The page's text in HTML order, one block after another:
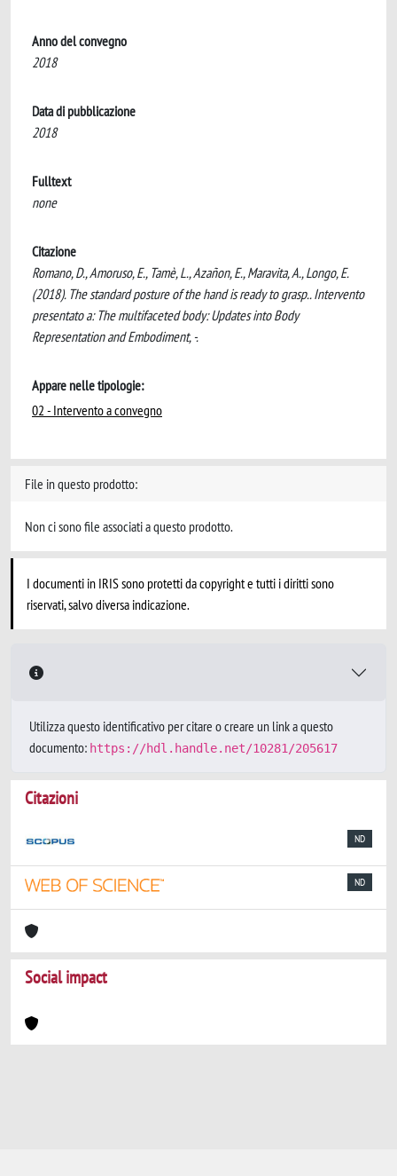
Anno del convegno
2018
Data di pubblicazione
2018
Fulltext
none
Citazione
Romano, D., Amoruso, E., Tamè, L., Azañon, E., Maravita, A., Longo, E.
(2018). The standard posture of the hand is ready to grasp.. Intervento
presentato a: The multifaceted body: Updates into Body
Representation and Embodiment, -.
Appare nelle tipologie:
02 - Intervento a convegno
File in questo prodotto:
Non ci sono file associati a questo prodotto.
I documenti in IRIS sono protetti da copyright e tutti i diritti sono
riservati, salvo diversa indicazione.
Utilizza questo identificativo per citare o creare un link a questo
documento: https://hdl.handle.net/10281/205617
Citazioni
ND
ND
Social impact